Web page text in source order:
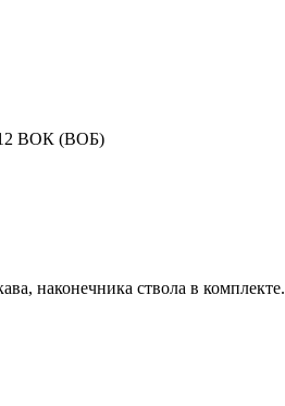
ВОК (ВОБ)
наконечника ствола в комплекте.